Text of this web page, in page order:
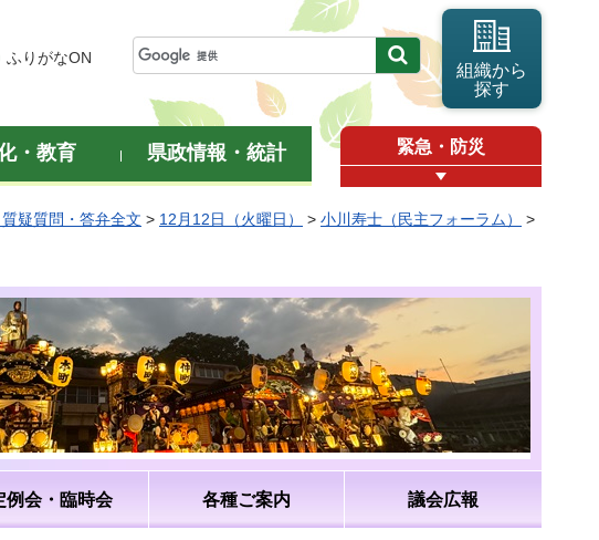
ふりがなON
組織から
探す
・教育 県政情報・統計 緊急・防災
疑質問・答弁全文 > 12月12日（火曜日） > 小川寿士（民主フォーラム）
>
例会・臨時会 各種ご案内 議会広報